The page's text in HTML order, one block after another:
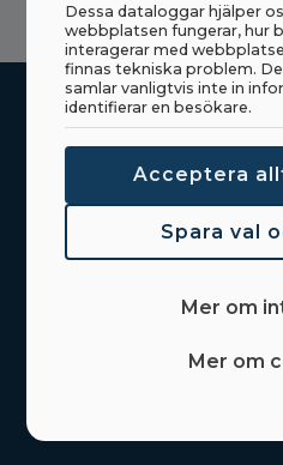
Om
Dessa dataloggar hjälper
webbplatsen fungerar, hur
interagerar med
finnas tekniska problem.
samlar vanligtvis inte in
identifierar en besökare.
Acceptera
Spara val
Mer om
Mer om